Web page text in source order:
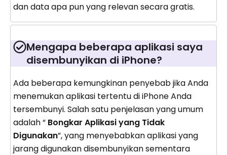
dan data apa pun yang relevan secara gratis.
Mengapa beberapa aplikasi saya
disembunyikan di iPhone?
Ada beberapa kemungkinan penyebab jika Anda
menemukan aplikasi tertentu di iPhone Anda
tersembunyi. Salah satu penjelasan yang umum
adalah “ Bongkar Aplikasi yang Tidak
Digunakan”, yang menyebabkan aplikasi yang
jarang digunakan disembunyikan sementara